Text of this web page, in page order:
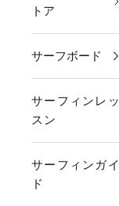
トア
サーフボード
サーフィンレッ
スン
サーフィンガイ
ド